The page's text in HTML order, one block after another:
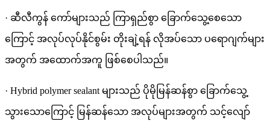
· ဆီလီကွန် ကော်များသည် ကြာရှည်စွာ ခြောက်သွေ့စေသော
ကြောင့် အလုပ်လုပ်နိုင်စွမ်း တိုးချဲ့ရန် လိုအပ်သော ပရောဂျက်များ
အတွက် အထောက်အကူ ဖြစ်စေပါသည်။
· Hybrid polymer sealant များသည် ပိုမိုမြန်ဆန်စွာ ခြောက်သွေ့
သွားသောကြောင့် မြန်ဆန်သော အလုပ်များအတွက် သင့်လျော်